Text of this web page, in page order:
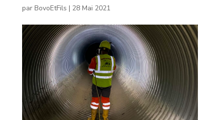
par BovoEtFils | 28 Mai 2021